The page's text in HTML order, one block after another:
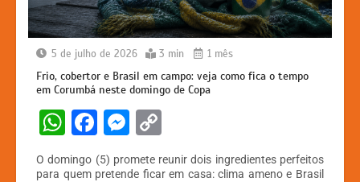
5 de julho de 2026 3 min 1 mês
Frio, cobertor e Brasil em campo: veja como fica o tempo
em Corumbá neste domingo de Copa
W
h
at
F
a
c
M
s
p
O domingo (5) promete reunir dois ingredientes perfeitos
para quem pretende ficar em casa: clima ameno e Brasil